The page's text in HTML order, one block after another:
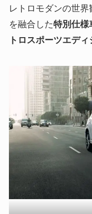
レトロモダンの世
を融合した特別仕
トロスポーツエディ